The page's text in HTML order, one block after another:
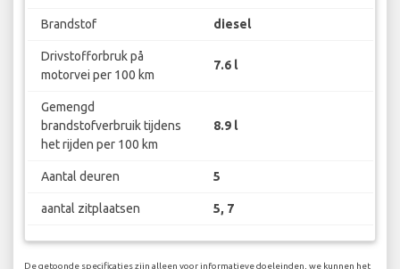
Brandstof diesel
Drivstofforbruk på
motorvei per 100 km
7.6 l
Gemengd
brandstofverbruik tijdens
het rijden per 100 km
8.9 l
Aantal deuren 5
aantal zitplaatsen 5, 7
De getoonde specificaties zijn alleen voor informatieve doeleinden, we kunnen het